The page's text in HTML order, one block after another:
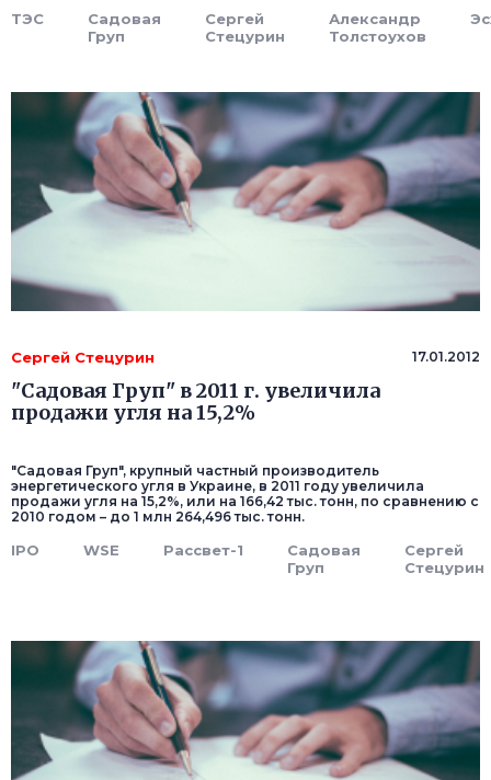
ТЭС
Садовая
Груп
Сергей
Стецурин
Александр
Толстоухов
Сергей Стецурин 17.01.2012
"Садовая Груп" в 2011 г. увеличила
продажи угля на 15,2%
"Садовая Груп", крупный частный производитель
энергетического угля в Украине, в 2011 году увеличила
продажи угля на 15,2%, или на 166,42 тыс. тонн, по сравнению с
2010 годом – до 1 млн 264,496 тыс. тонн.
IPO WSE Рассвет-1
Садовая
Груп
Сергей
Стецурин